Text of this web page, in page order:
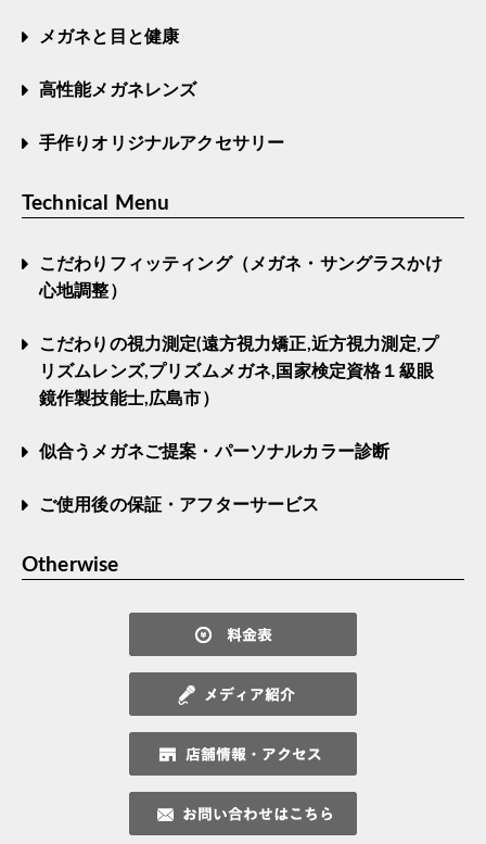
メガネと目と健康
高性能メガネレンズ
手作りオリジナルアクセサリー
Technical Menu
こだわりフィッティング（メガネ・サングラスかけ
心地調整）
こだわりの視力測定(遠方視力矯正,近方視力測定,プ
リズムレンズ,プリズムメガネ,国家検定資格１級眼
鏡作製技能士,広島市）
似合うメガネご提案・パーソナルカラー診断
ご使用後の保証・アフターサービス
Otherwise